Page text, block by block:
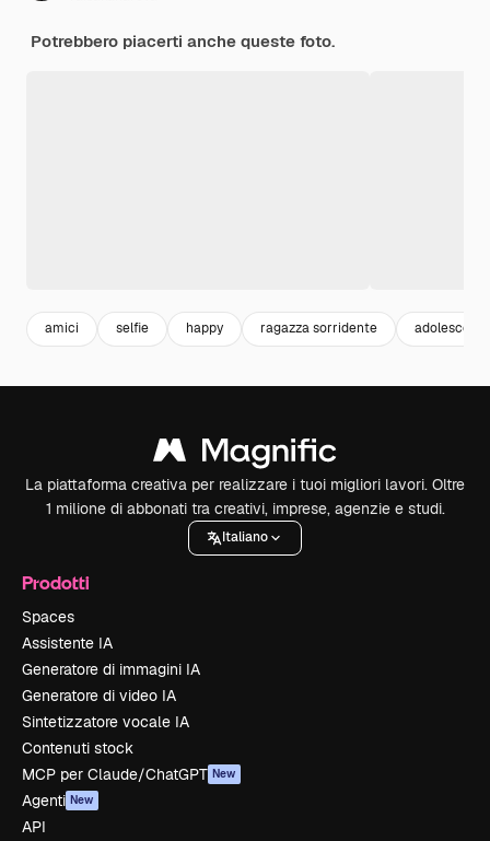
Potrebbero piacerti anche queste foto.
amici selfie happy ragazza sorridente
La piattaforma creativa per realizzare i tuoi migliori lavori. Oltre
1 milione di abbonati tra creativi, imprese, agenzie e studi.
Italiano
Prodotti
Spaces
Assistente IA
Generatore di immagini IA
Generatore di video IA
Sintetizzatore vocale IA
Contenuti stock
MCP per Claude/ChatGPT New
Agenti New
API